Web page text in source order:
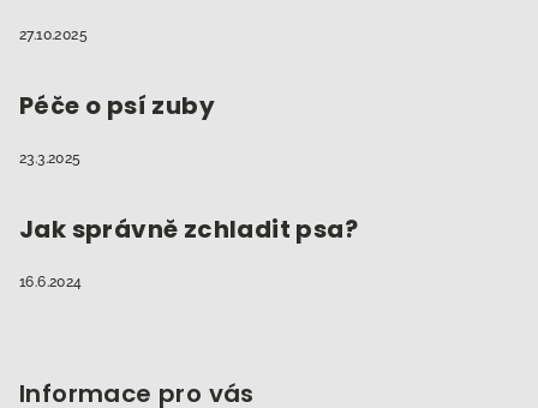
27.10.2025
Péče o psí zuby
23.3.2025
Jak správně zchladit psa?
16.6.2024
Informace pro vás